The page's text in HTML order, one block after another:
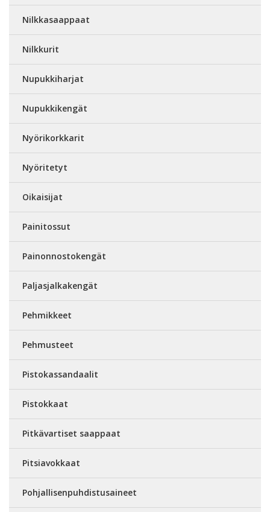
Nilkkasaappaat
Nilkkurit
Nupukkiharjat
Nupukkikengät
Nyörikorkkarit
Nyöritetyt
Oikaisijat
Painitossut
Painonnostokengät
Paljasjalkakengät
Pehmikkeet
Pehmusteet
Pistokassandaalit
Pistokkaat
Pitkävartiset saappaat
Pitsiavokkaat
Pohjallisenpuhdistusaineet